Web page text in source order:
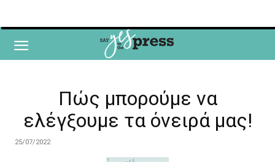
Πώς μπορούμε να
ελέγξουμε τα όνειρά μας!
25/07/2022